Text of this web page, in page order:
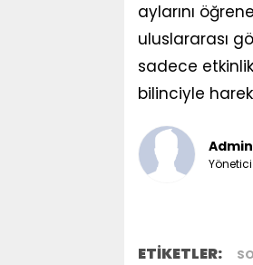
aylarını
uluslararası
sadece
bilinciyle
Admin
Yönetici
ETİKETLER: